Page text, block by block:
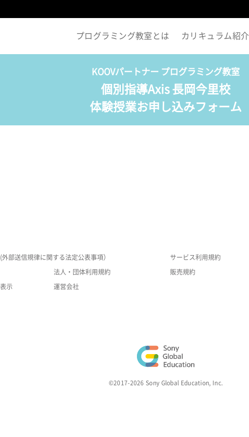
プログラミング教室とは カリキュラム紹介
KOOVパートナー プログラミング教室
個別指導Axis 長岡今里校
体験授業お申し込みフォーム
部送信規律に関する法定公表事項） サービス利用規約
法人・団体利用規約 販売規約
示 運営会社
©2017-2026 Sony Global Education, Inc.